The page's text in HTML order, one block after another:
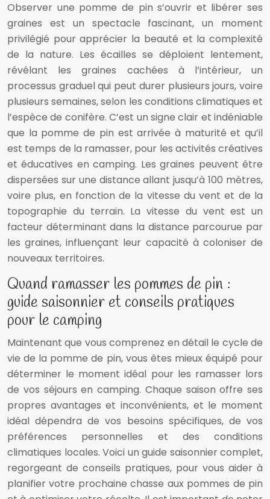
Observer une pomme de pin s’ouvrir et libérer ses
graines est un spectacle fascinant, un moment
privilégié pour apprécier la beauté et la complexité
de la nature. Les écailles se déploient lentement,
révélant les graines cachées à l’intérieur, un
processus graduel qui peut durer plusieurs jours, voire
plusieurs semaines, selon les conditions climatiques et
l’espèce de conifère. C’est un signe clair et indéniable
que la pomme de pin est arrivée à maturité et qu’il
est temps de la ramasser, pour les activités créatives
et éducatives en camping. Les graines peuvent être
dispersées sur une distance allant jusqu’à 100 mètres,
voire plus, en fonction de la vitesse du vent et de la
topographie du terrain. La vitesse du vent est un
facteur déterminant dans la distance parcourue par
les graines, influençant leur capacité à coloniser de
nouveaux territoires.
Quand ramasser les pommes de pin :
guide saisonnier et conseils pratiques
pour le camping
Maintenant que vous comprenez en détail le cycle de
vie de la pomme de pin, vous êtes mieux équipé pour
déterminer le moment idéal pour les ramasser lors
de vos séjours en camping. Chaque saison offre ses
propres avantages et inconvénients, et le moment
idéal dépendra de vos besoins spécifiques, de vos
préférences personnelles et des conditions
climatiques locales. Voici un guide saisonnier complet,
regorgeant de conseils pratiques, pour vous aider à
planifier votre prochaine chasse aux pommes de pin